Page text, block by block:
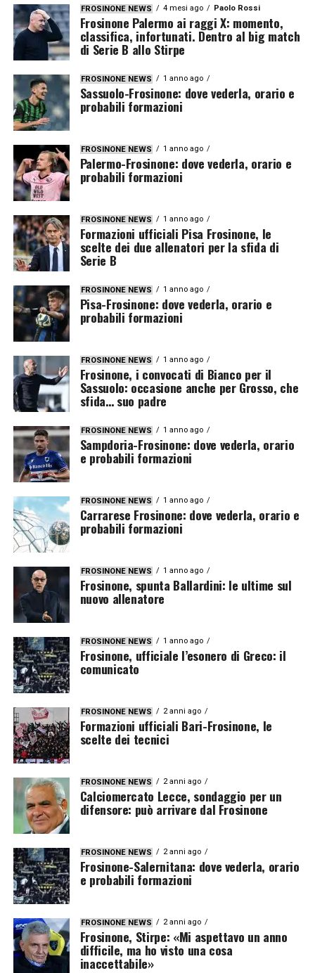
FROSINONE NEWS 4 mesi ago Paolo Rossi
Frosinone Palermo ai raggi X: momento,
classifica, infortunati. Dentro al big match
di Serie B allo Stirpe
FROSINONE NEWS 1 anno ago
Sassuolo-Frosinone: dove vederla, orario e
probabili formazioni
FROSINONE NEWS 1 anno ago
Palermo-Frosinone: dove vederla, orario e
probabili formazioni
FROSINONE NEWS 1 anno ago
Formazioni ufficiali Pisa Frosinone, le
scelte dei due allenatori per la sfida di
Serie B
FROSINONE NEWS 1 anno ago
Pisa-Frosinone: dove vederla, orario e
probabili formazioni
FROSINONE NEWS 1 anno ago
Frosinone, i convocati di Bianco per il
Sassuolo: occasione anche per Grosso, che
sfida… suo padre
FROSINONE NEWS 1 anno ago
Sampdoria-Frosinone: dove vederla, orario
e probabili formazioni
FROSINONE NEWS 1 anno ago
Carrarese Frosinone: dove vederla, orario e
probabili formazioni
FROSINONE NEWS 1 anno ago
Frosinone, spunta Ballardini: le ultime sul
nuovo allenatore
FROSINONE NEWS 1 anno ago
Frosinone, ufficiale l’esonero di Greco: il
comunicato
FROSINONE NEWS 2 anni ago
Formazioni ufficiali Bari-Frosinone, le
scelte dei tecnici
FROSINONE NEWS 2 anni ago
Calciomercato Lecce, sondaggio per un
difensore: può arrivare dal Frosinone
FROSINONE NEWS 2 anni ago
Frosinone-Salernitana: dove vederla, orario
e probabili formazioni
FROSINONE NEWS 2 anni ago
Frosinone, Stirpe: «Mi aspettavo un anno
difficile, ma ho visto una cosa
inaccettabile»